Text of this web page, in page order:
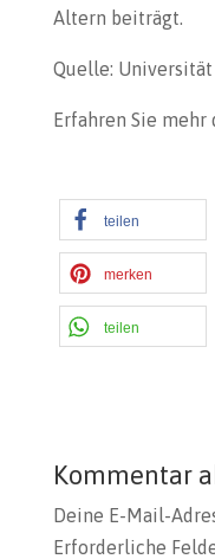
Altern beiträgt.
Quelle: Universität
Erfahren Sie mehr
teilen
merken
teilen
Kommentar
Deine E-Mail-
Erforderliche